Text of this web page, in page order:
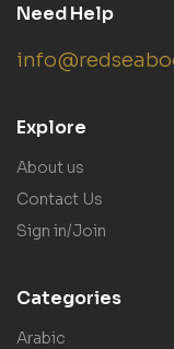
Need Help
Explore
About us
Contact Us
Sign in/Join
Categories
Arabic